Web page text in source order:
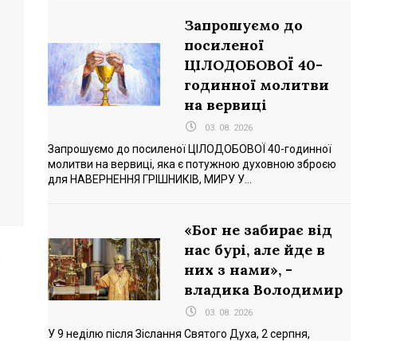
Запрошуємо до
посиленої
ЦІЛОДОБОВОЇ 40-
годинної молитви
на вервиці
03. 08. 2026
Запрошуємо до посиленої ЦІЛОДОБОВОЇ 40-годинної
молитви на вервиці, яка є потужною духовною зброєю
для НАВЕРНЕННЯ ГРІШНИКІВ, МИРУ У...
«Бог не забирає від
нас бурі, але йде в
них з нами», -
владика Володимир
03. 08. 2026
У 9 неділю після Зіслання Святого Духа, 2 серпня,